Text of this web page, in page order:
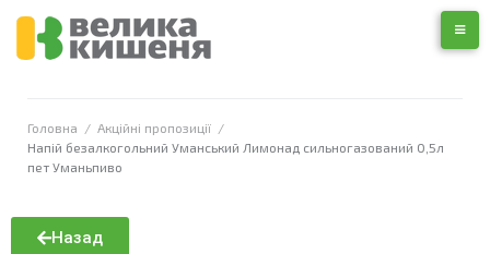
Головна / Акційні пропозиції /
Напій безалкогольний Уманський Лимонад сильногазований 0,5л
пет Уманьпиво
Назад